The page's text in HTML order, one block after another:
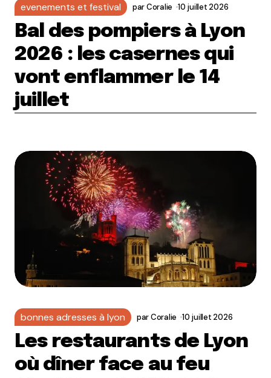
evenements et festival parCoralie 10 juillet 2026
Bal des pompiers à Lyon
2026 : les casernes qui
vont enflammer le 14
juillet
bonnes adresses à lyon parCoralie 10 juillet 2026
Les restaurants de Lyon
où dîner face au feu